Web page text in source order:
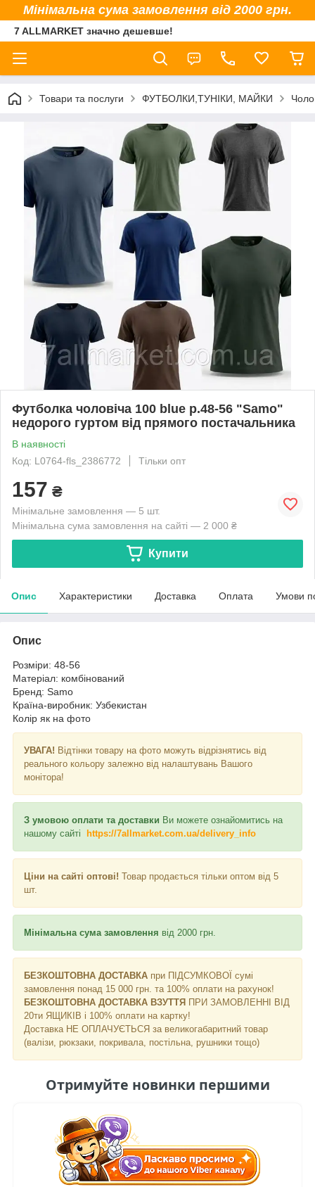
Мінімальна сума замовлення від 2000 грн.
7 ALLMARKET значно дешевше!
Товари та послуги ФУТБОЛКИ,ТУНІКИ, МАЙКИ
Футболка чоловіча 100 blue р.48-56 "Samo"
недорого гуртом від прямого постачальника
В наявності
Код: L0764-fls_2386772
Тільки опт
157 ₴
Мінімальне замовлення — 5 шт.
Мінімальна сума замовлення на сайті — 2 000 ₴
Купити
Опис Характеристики Доставка Оплата Умови
Опис
Розміри: 48-56
Матеріал: комбінований
Бренд: Samo
Країна-виробник: Узбекистан
Колір як на фото
УВАГА! Відтінки товару на фото можуть відрізнятись від
реального кольору залежно від налаштувань Вашого
монітора!
З умовою оплати та доставки Ви можете ознайомитись на
нашому сайті
https://7allmarket.com.ua/delivery_info
Ціни на сайті оптові! Товар продається тільки оптом від 5
шт.
Мінімальна сума замовлення від 2000 грн.
БЕЗКОШТОВНА ДОСТАВКА при ПІДСУМКОВОЇ сумі
замовлення понад 15 000 грн. та 100% оплати на рахунок!
БЕЗКОШТОВНА ДОСТАВКА ВЗУТТЯ ПРИ ЗАМОВЛЕННІ ВІД
20ти ЯЩИКІВ і 100% оплати на картку!
Доставка НЕ ​​ОПЛАЧУЄТЬСЯ за великогабаритний товар
(валізи, рюкзаки, покривала, постільна, рушники тощо)
Отримуйте новинки першими